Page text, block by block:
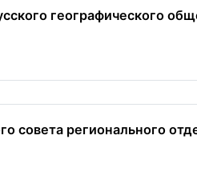
географического
совета регионального